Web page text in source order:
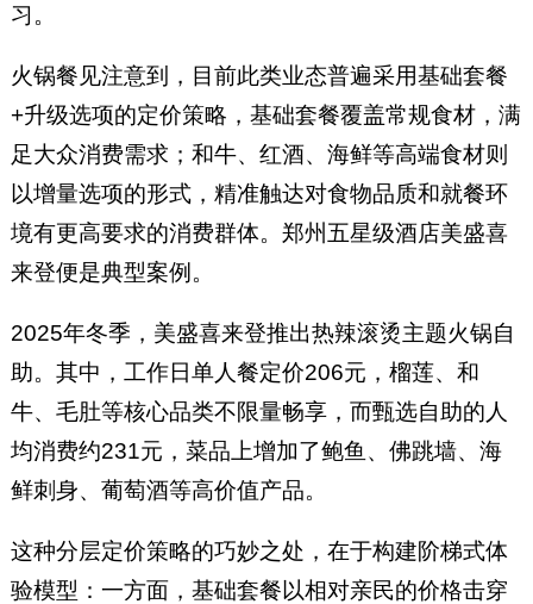
习。
火锅餐见注意到，目前此类业态普遍采用基础套餐
+升级选项的定价策略，基础套餐覆盖常规食材，满
足大众消费需求；和牛、红酒、海鲜等高端食材则
以增量选项的形式，精准触达对食物品质和就餐环
境有更高要求的消费群体。郑州五星级酒店美盛喜
来登便是典型案例。
2025年冬季，美盛喜来登推出热辣滚烫主题火锅自
助。其中，工作日单人餐定价206元，榴莲、和
牛、毛肚等核心品类不限量畅享，而甄选自助的人
均消费约231元，菜品上增加了鲍鱼、佛跳墙、海
鲜刺身、葡萄酒等高价值产品。
这种分层定价策略的巧妙之处，在于构建阶梯式体
验模型：一方面，基础套餐以相对亲民的价格击穿